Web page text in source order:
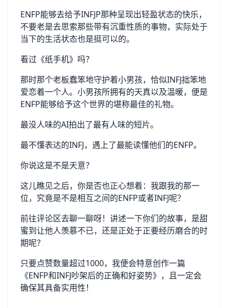
ENFP能够去给予INFJP那种呈现出轻盈状态的快乐，
不要老是去思索那些带有沉重性质的事物，实际处于
当下的生活状态也是挺可以的。
看过《纸手机》吗？
那时那个老板蠢笨地守护着小男孩，恰似INFJ拙笨地
爱恋着一个人。小男孩所拥有的天真以及温暖，便是
ENFP能够给予这个世界的堪称最佳的礼物。
最没人味的AI拍出了最有人味的短片。
最不懂表达的INFJ，遇上了最能读懂他们的ENFP。
你说这是不是天意？
这儿瞧见之后，你是否也正心想着：我跟我的那一
位，究竟是不是相互之间的ENFP或者INFJ呢？
前往评论区去聊一聊呀！讲述一下你们的故事，是甜
蜜到让他人羡慕不已，还是正处于正要经历磨合的时
期呢？
只要点赞数量超过1000，我便会特意创作一篇
《ENFP和INFJ吵架后的正确和好姿势》，且一定会
确保其具备实用性！